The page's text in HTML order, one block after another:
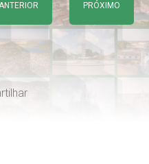
PRÓXIMO